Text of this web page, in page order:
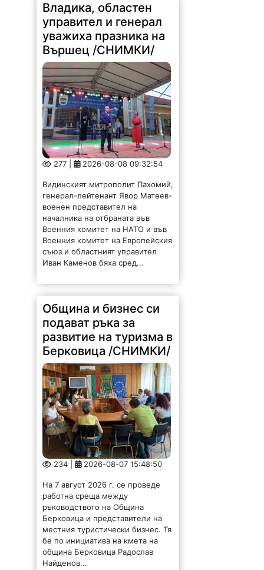
Владика, областен
управител и генерал
уважиха празника на
Вършец /СНИМКИ/
277 | 2026-08-08 09:32:54
Видинският митрополит Пахомий,
генерал-лейтенант Явор Матеев-
военен представител на
началника на отбраната във
Военния комитет на НАТО и във
Военния комитет на Европейския
съюз и областният управител
Иван Каменов бяха сред...
Община и бизнес си
подават ръка за
развитие на туризма в
Берковица /СНИМКИ/
234 | 2026-08-07 15:48:50
На 7 август 2026 г. се проведе
работна среща между
ръководството на Община
Берковица и представители на
местния туристически бизнес. Тя
бе по инициатива на кмета на
община Берковица Радослав
Найденов...